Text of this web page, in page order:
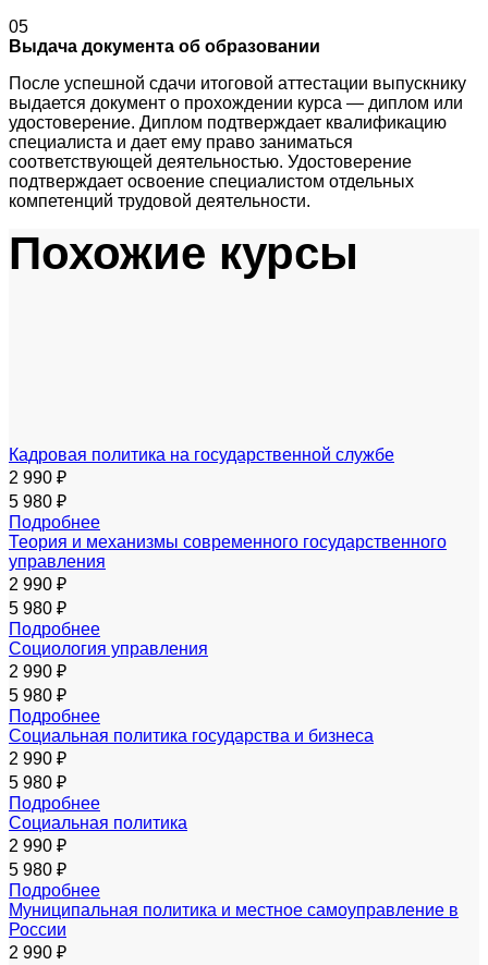
05
Выдача документа об образовании
После успешной сдачи итоговой аттестации выпускнику
выдается документ о прохождении курса — диплом или
удостоверение. Диплом подтверждает квалификацию
специалиста и дает ему право заниматься
соответствующей деятельностью. Удостоверение
подтверждает освоение специалистом отдельных
компетенций трудовой деятельности.
Похожие курсы
Кадровая политика на государственной службе
2 990 ₽
5 980 ₽
Подробнее
Теория и механизмы современного государственного
управления
2 990 ₽
5 980 ₽
Подробнее
Социология управления
2 990 ₽
5 980 ₽
Подробнее
Социальная политика государства и бизнеса
2 990 ₽
5 980 ₽
Подробнее
Социальная политика
2 990 ₽
5 980 ₽
Подробнее
Муниципальная политика и местное самоуправление в
России
2 990 ₽